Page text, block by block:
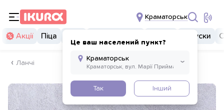
Краматорськ
Це ваш населений пункт?
Так Інший
Акції Піца Закуски
Ланчі